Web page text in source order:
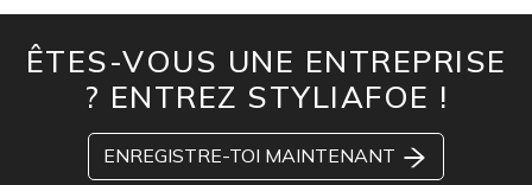
ÊTES-VOUS UNE ENTREPRISE
? ENTREZ STYLIAFOE !
ENREGISTRE-TOI MAINTENANT